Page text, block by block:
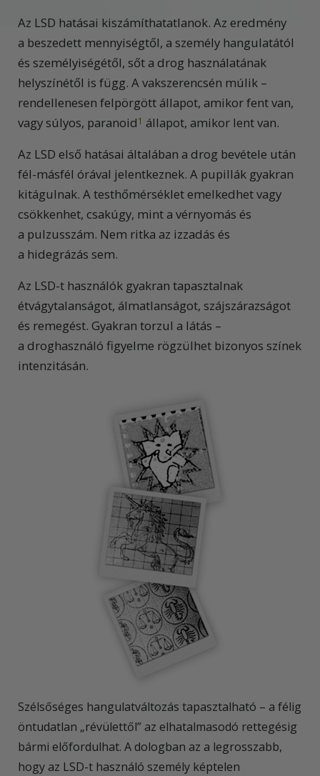
Az LSD hatásai kiszámíthatatlanok. Az eredmény
a beszedett mennyiségtől, a személy hangulatától
és személyiségétől, sőt a drog használatának
helyszínétől is függ. A vakszerencsén múlik –
rendellenesen felpörgött állapot, amikor fent van,
vagy súlyos, paranoid1 állapot, amikor lent van.
Az LSD első hatásai általában a drog bevétele után
fél-másfél órával jelentkeznek. A pupillák gyakran
kitágulnak. A testhőmérséklet emelkedhet vagy
csökkenhet, csakúgy, mint a vérnyomás és
a pulzusszám. Nem ritka az izzadás és
a hidegrázás sem.
Az LSD-t használók gyakran tapasztalnak
étvágytalanságot, álmatlanságot, szájszárazságot
és remegést. Gyakran torzul a látás –
a droghasználó figyelme rögzülhet bizonyos színek
intenzitásán.
Szélsőséges hangulatváltozás tapasztalható – a félig
öntudatlan „révülettől” az elhatalmasodó rettegésig
bármi előfordulhat. A dologban az a legrosszabb,
hogy az LSD-t használó személy képtelen